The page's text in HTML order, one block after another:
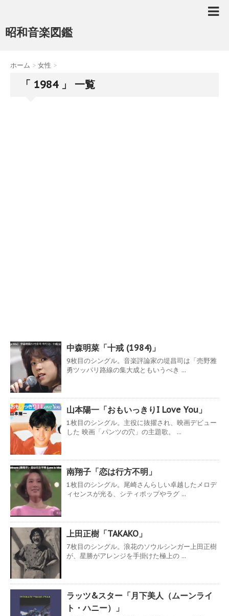
昭和音楽図鑑
ホーム > 女性 >
「 1984 」 一覧
中森明菜「十戒 (1984)」
9枚目のシングル。音楽評論家の堤昌司は「売野雅
勇ツッパリ路線の集大成ともいうべき ...
山本陽一「おもいっきりI Love You」
1枚目のシングル。主役に抜擢され、映画デビュー
した 映画「パンツの穴」の主題歌。 ...
南翔子「恋は行方不明」
1枚目のシングル。尾崎さんらしい卓越したメロデ
ィセンスが光る、シティポップやラグ ...
上田正樹「TAKAKO」
7枚目のシングル。浪花のソウルシンガー上田正樹
が、星勝がアレンジを手掛けた極上の ...
ラッツ&スター「月下美人（ムーンライ
ト・ハニー）」